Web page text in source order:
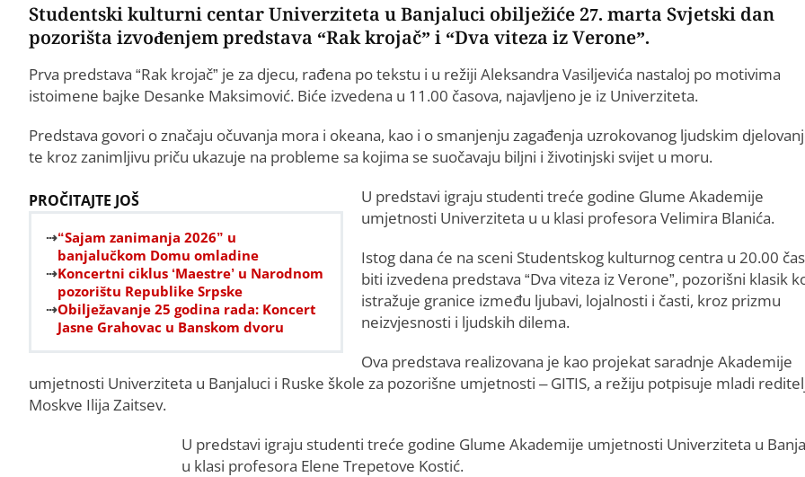
Studentski kulturni centar Univerziteta u Banjaluci obilježiće 27. marta Svjetski dan
pozorišta izvođenjem predstava “Rak krojač” i “Dva viteza iz Verone”.
Prva predstava “Rak krojač” je za djecu, rađena po tekstu i u režiji Aleksandra Vasiljevića nastaloj po motivima
istoimene bajke Desanke Maksimović. Biće izvedena u 11.00 časova, najavljeno je iz Univerziteta.
Predstava govori o značaju očuvanja mora i okeana, kao i o smanjenju zagađenja uzrokovanog ljudskim
te kroz zanimljivu priču ukazuje na probleme sa kojima se suočavaju biljni i životinjski svijet u moru.
PROČITAJTE JOŠ
“Sajam zanimanja 2026” u
banjalučkom Domu omladine
Koncertni ciklus ‘Maestre’ u Narodnom
pozorištu Republike Srpske
Obilježavanje 25 godina rada: Koncert
Jasne Grahovac u Banskom dvoru
U predstavi igraju studenti treće godine Glume Akademije
umjetnosti Univerziteta u u klasi profesora Velimira Blanića.
Istog dana će na sceni Studentskog kulturnog centra u 20.00
biti izvedena predstava “Dva viteza iz Verone”, pozorišni klasik
istražuje granice između ljubavi, lojalnosti i časti, kroz prizmu
neizvjesnosti i ljudskih dilema.
Ova predstava realizovana je kao projekat saradnje Akademije
umjetnosti Univerziteta u Banjaluci i Ruske škole za pozorišne umjetnosti – GITIS, a režiju potpisuje mladi
Moskve Ilija Zaitsev.
U predstavi igraju studenti treće godine Glume Akademije umjetnosti Univerziteta u
u klasi profesora Elene Trepetove Kostić.